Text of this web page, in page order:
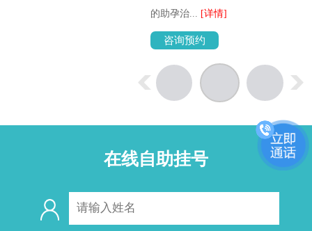
的助孕治... [详情]
咨询预约
在线自助挂号